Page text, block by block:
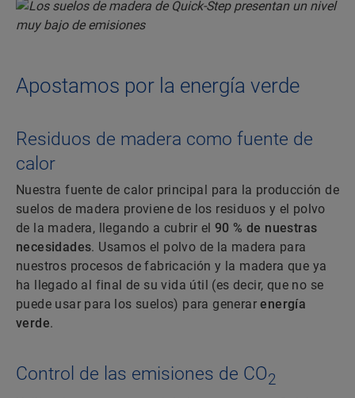
Apostamos por la energía verde
Residuos de madera como fuente de
calor
Nuestra fuente de calor principal para la producción de
suelos de madera proviene de los residuos y el polvo
de la madera, llegando a cubrir el 90 % de nuestras
necesidades. Usamos el polvo de la madera para
nuestros procesos de fabricación y la madera que ya
ha llegado al final de su vida útil (es decir, que no se
puede usar para los suelos) para generarenergía
verde.
Control de las emisiones de CO2